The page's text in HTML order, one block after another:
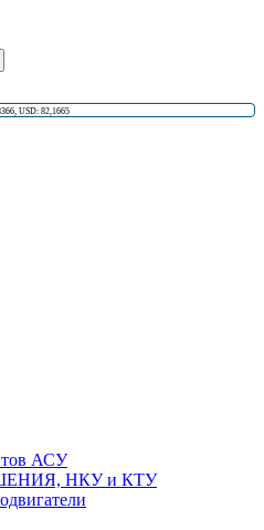
USD: 82,1665
АСУ
НКУ и КТУ